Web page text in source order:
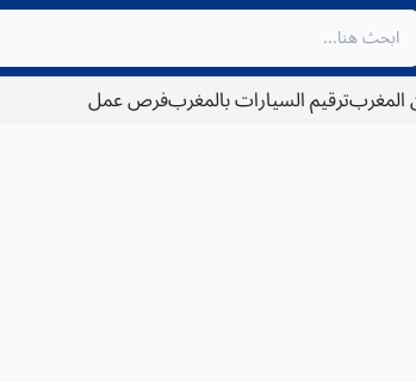
المغربترقيم السيارات بالمغربفرص عمل